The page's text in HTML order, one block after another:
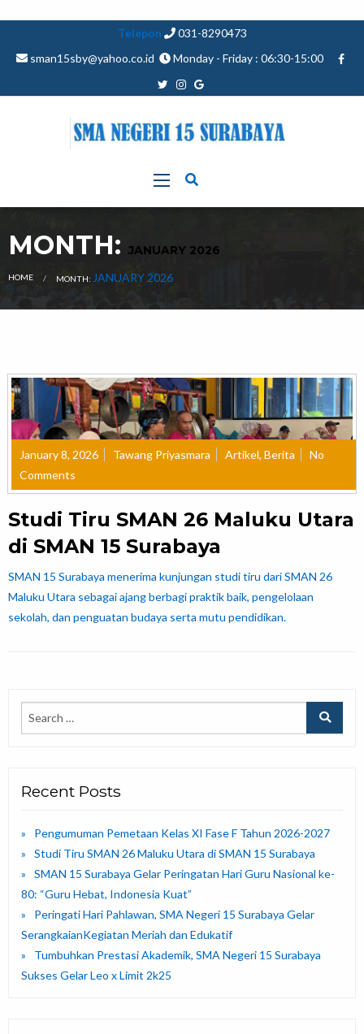
Telepon
031-8290473
sman15sby@yahoo.co.id
Monday - Friday : 06:30-15:00
MONTH: JANUARY 2026
HOME CURRENT:
MONTH: JANUARY 2026
January 8, 2026 Tawang Priyasmara Artikel, Berita
No
Comments
Studi Tiru SMAN 26 Maluku Utara
di SMAN 15 Surabaya
SMAN 15 Surabaya menerima kunjungan studi tiru dari SMAN 26
Maluku Utara sebagai ajang berbagi praktik baik, pengelolaan
sekolah, dan penguatan budaya serta mutu pendidikan.
Recent Posts
Pengumuman Pemetaan Kelas XI Fase F Tahun 2026-2027
Studi Tiru SMAN 26 Maluku Utara di SMAN 15 Surabaya
SMAN 15 Surabaya Gelar Peringatan Hari Guru Nasional ke-
80: “Guru Hebat, Indonesia Kuat”
Peringati Hari Pahlawan, SMA Negeri 15 Surabaya Gelar
SerangkaianKegiatan Meriah dan Edukatif
Tumbuhkan Prestasi Akademik, SMA Negeri 15 Surabaya
Sukses Gelar Leo x Limit 2k25